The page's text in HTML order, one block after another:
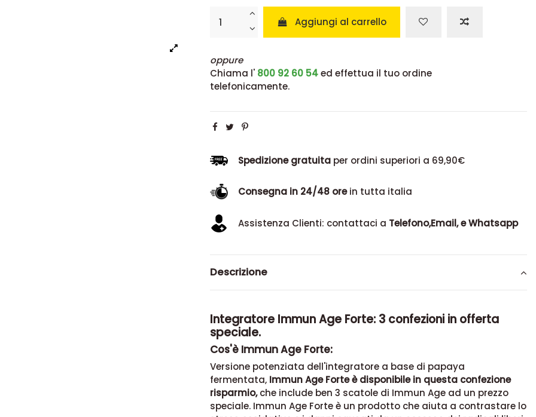
Aggiungi al carrello
oppure
Chiama l' 800 92 60 54ed effettua il tuo ordine
telefonicamente.
Spedizione gratuitaper ordini superiori a 69,90€
Consegna in 24/48 orein tutta italia
Assistenza Clienti: contattaci a Telefono,Email, e Whatsapp
Descrizione
Integratore Immun Age Forte: 3 confezioni in offerta
speciale.
Cos'è Immun Age Forte:
Versione potenziata dell'integratore a base di papaya
fermentata, Immun Age Forte è disponibile in questa confezione
risparmio,che include ben 3 scatole di Immun Age ad un prezzo
speciale. Immun Age Forte è un prodotto che aiuta a contrastare lo